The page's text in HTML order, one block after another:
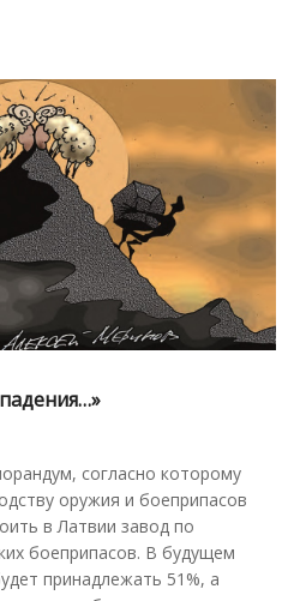
согласно которому
оружия и боеприпасов
в Латвии завод по
боеприпасов. В будущем
принадлежать 51%, а